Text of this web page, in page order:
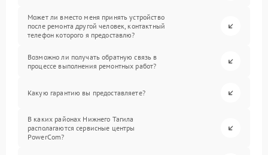
Может ли вместо меня принять устройство
после ремонта другой человек, контактный
телефон которого я предоставлю?
Возможно ли получать обратную связь в
процессе выполнения ремонтных работ?
Какую гарантию вы предоставляете?
В каких районах Нижнего Тагила
располагаются сервисные центры
PowerCom?